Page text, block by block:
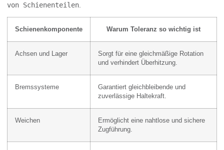
von Schienenteilen
Schienenkomponente Warum Toleranz so wichtig ist
Achsen und Lager
Sorgt für eine gleichmäßige Rotation
und verhindert Überhitzung.
Bremssysteme
Garantiert gleichbleibende und
zuverlässige Haltekraft.
Weichen
Ermöglicht eine nahtlose und sichere
Zugführung.